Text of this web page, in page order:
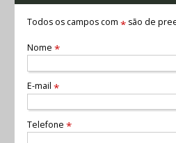
Todos os campos com *são de
Nome *
E-mail *
Telefone *